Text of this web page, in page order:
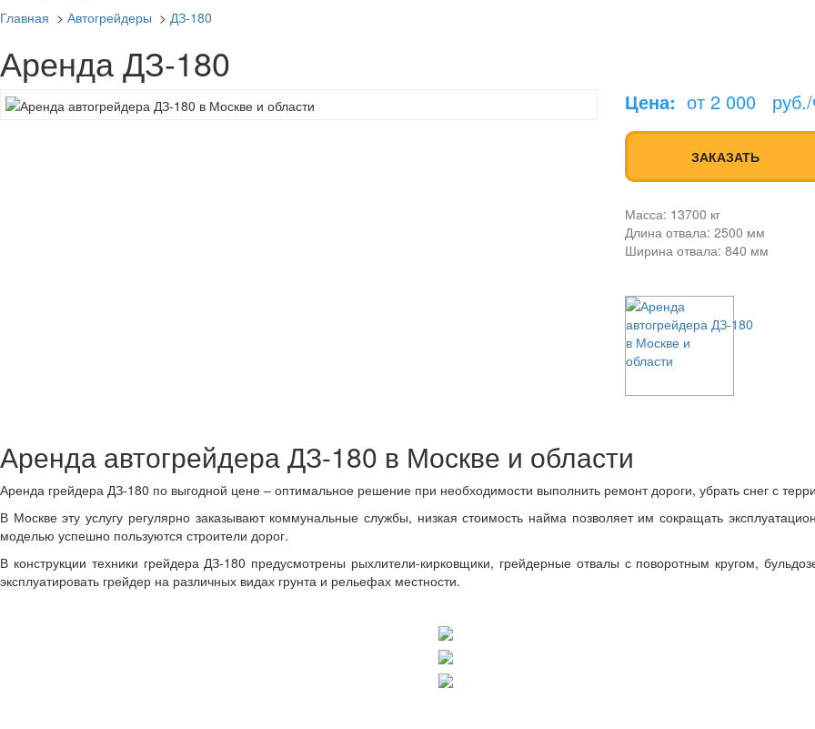
Главная > Автогрейдеры > ДЗ-180
Аренда ДЗ-180
Цена: от 2 000
ЗАКАЗАТЬ
Масса: 13700 кг
Длина отвала: 2500 мм
Ширина отвала: 840 мм
Аренда автогрейдера ДЗ-180 в Москве и области
Аренда грейдера ДЗ-180 по выгодной цене – оптимальное решение при необходимости выполнить ремонт дороги, убрать снег с
В Москве эту услугу регулярно заказывают коммунальные службы, низкая стоимость найма позволяет им сокращать
моделью успешно пользуются строители дорог.
В конструкции техники грейдера ДЗ-180 предусмотрены рыхлители-кирковщики, грейдерные отвалы с поворотным кругом,
эксплуатировать грейдер на различных видах грунта и рельефах местности.